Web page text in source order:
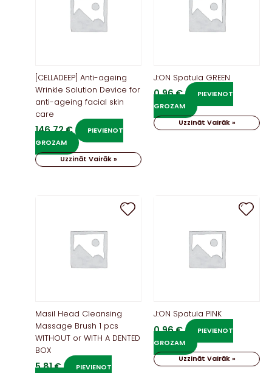
[CELLADEEP] Anti-ageing
Wrinkle Solution Device for
anti-ageing facial skin
care
146,72€
PIEVIENOT
GROZAM
Uzzināt Vairāk »
J:ON Spatula GREEN
0,96€
PIEVIENOT
GROZAM
Uzzināt Vairāk »
Masil Head Cleansing
Massage Brush 1 pcs
WITHOUT or WITH A DENTED
BOX
5,81€
PIEVIENOT
J:ON Spatula PINK
0,96€
PIEVIENOT
GROZAM
Uzzināt Vairāk »